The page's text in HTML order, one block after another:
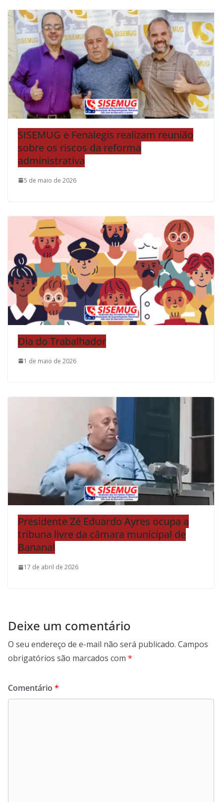
SISEMUG e Fenalegis realizam reunião
sobre os riscos da reforma
administrativa
5 de maio de 2026
Dia do Trabalhador
1 de maio de 2026
Presidente Zé Eduardo Ayres ocupa a
tribuna livre da câmara municipal de
Bananal
17 de abril de 2026
Deixe um comentário
O seu endereço de e-mail não será publicado. Campos
obrigatórios são marcados com *
Comentário *